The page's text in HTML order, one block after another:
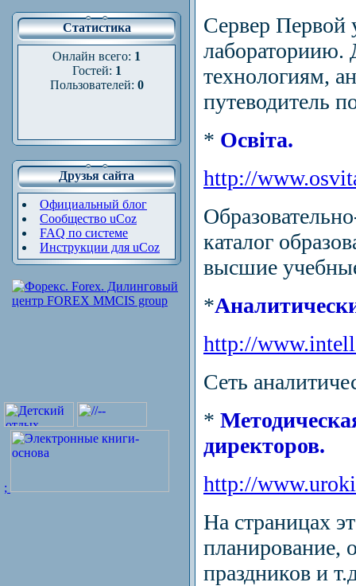
Статистика
Онлайн всего: 1
Гостей: 1
Пользователей: 0
Друзья сайта
Официальный блог
Сообщество uCoz
FAQ по системе
Инструкции для uCoz
;
Сервер Первой
лабораториию.
технологиям,
путеводитель
* Освіта.
http://
каталог
высшие
*
http://
Сеть
*
директоров.
http://
На страницах
планирование,
праздников и